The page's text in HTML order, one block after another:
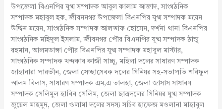
উপজেলা বিএনপির যুগ্ম সম্পাদক আবুল কালাম আজাদ, সাংগঠনিক
সম্পাদক মহাবুল হক, জীবননগর উপজেলা বিএনপির যুগ্ম সম্পাদক ময়েন
উদ্দিন ময়েন, সাংগঠনিক সম্পাদক আলতাফ হোসেন, দর্শনা থানা বিএনপির
সাংগঠনিক মহিদুল ইসলাম, জীবনগর পৌর বিএনপির যুগ্ম সম্পাদক ঠান্ডু
রহমান, আলমডাঙ্গা পৌর বিএনপির যুগ্ম সম্পাদক মহাবুল মাস্টার,
সাংগঠনিক সম্পাদক খন্দকার কাজী সাচ্চু, মহিলা দলের সাধারণ সম্পাদক
জাহানারা পারভীন, জেলা সেচ্ছাসেবক দলের সিনিয়র সহ-সভাপতি শরিফুল
আলম বিলাস, সাধারণ সম্পাদক এম,এ তালহা, জেলা জাসাস সাধারণ
সম্পাদক সেলিমুল হাবিব সেলিম, জেলা ছাত্রদলের সিনিয়র যুগ্ম সম্পাদক
জুয়েল মাহমুদ, জেলা ওলামা দলের সদস্য সচিব হাফেজ মওলানা মাহাবুল